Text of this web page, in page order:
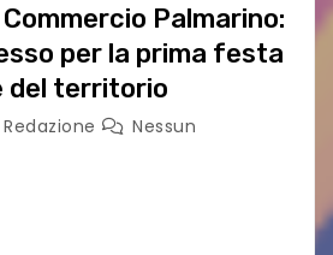
Palmarino:
per la prima festa
del territorio
Redazione
Nessun